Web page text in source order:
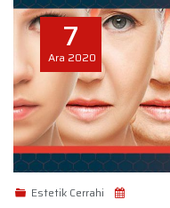
7
Ara 2020
Estetik Cerrahi